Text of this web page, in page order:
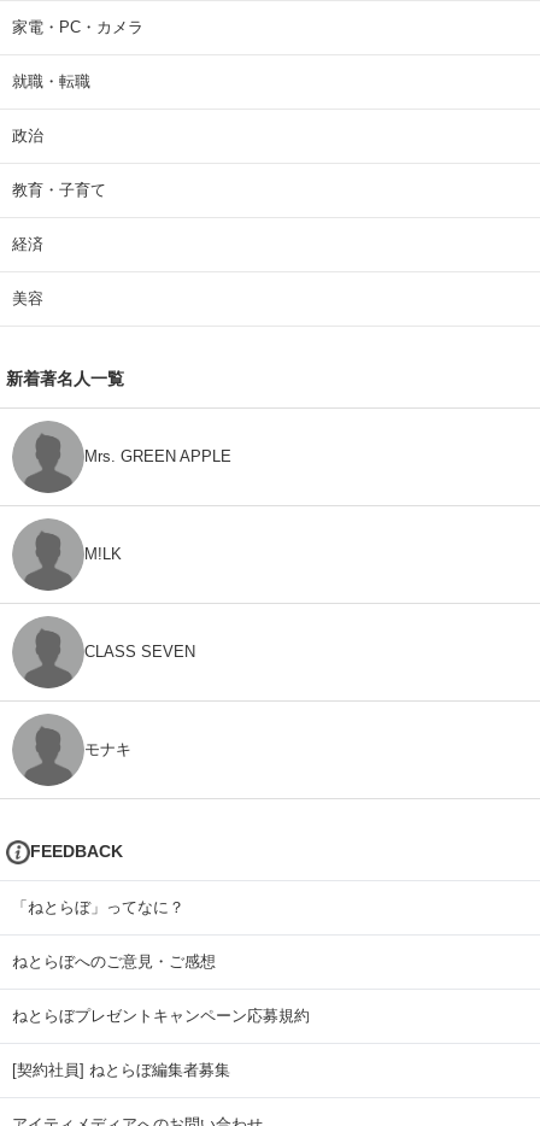
家電・PC・カメラ
就職・転職
政治
教育・子育て
経済
美容
新着著名人一覧
Mrs. GREEN APPLE
M!LK
CLASS SEVEN
モナキ
FEEDBACK
「ねとらぼ」ってなに？
ねとらぼへのご意見・ご感想
ねとらぼプレゼントキャンペーン応募規約
[契約社員] ねとらぼ編集者募集